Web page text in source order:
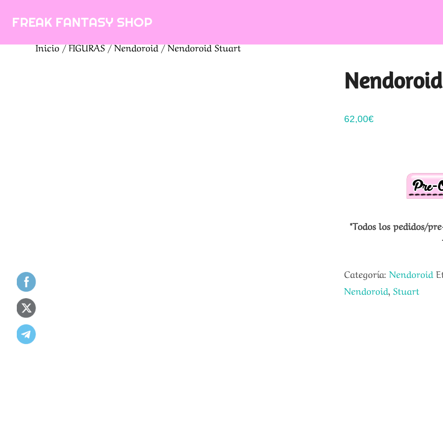
contenido
FREAK FANTASY SHOP
Inicio/FIGURAS/Nendoroid/ Nendoroid Stuart
62,00€
*Todos los pedidos/
Categoría: Nendoroid
Nendoroid, Stuart